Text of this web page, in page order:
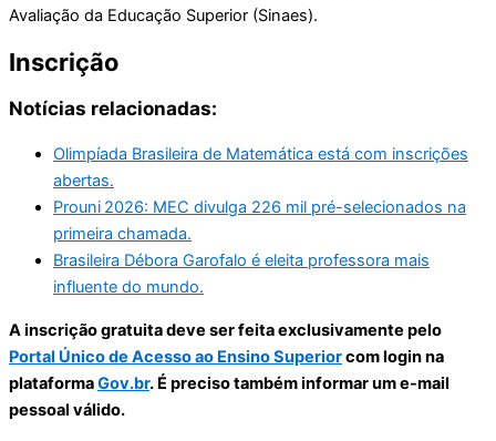
Avaliação da Educação Superior (Sinaes).
Inscrição
Notícias relacionadas:
Olimpíada Brasileira de Matemática está com inscrições
abertas.
Prouni 2026: MEC divulga 226 mil pré-selecionados na
primeira chamada.
Brasileira Débora Garofalo é eleita professora mais
influente do mundo.
A inscrição gratuita deve ser feita exclusivamente pelo
Portal Único de Acesso ao Ensino Superiorcom login na
plataformaGov.br. É preciso também informar um e-mail
pessoal válido.